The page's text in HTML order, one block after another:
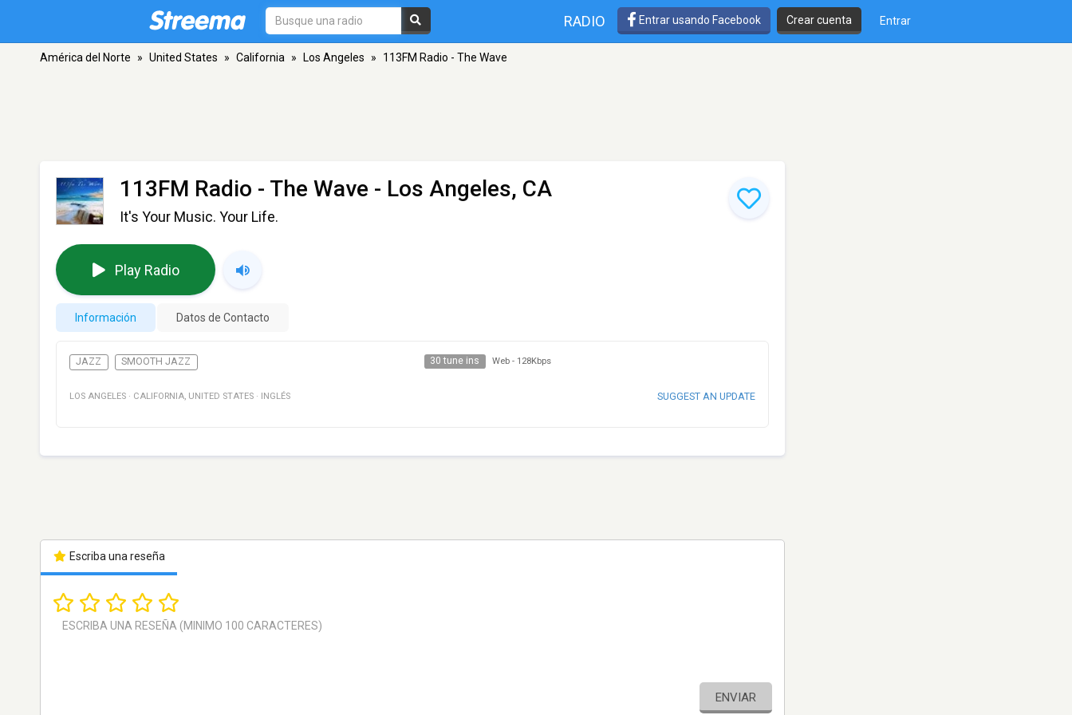
RADIO Entrar usando Facebook Crear cuenta Entrar
América del Norte » United States » California » Los Angeles » 113FM Radio - The Wave
113FM Radio - The Wave - Los Angeles, CA
It's Your Music. Your Life.
Play Radio
Información Datos de Contacto
JAZZ SMOOTH JAZZ 30 tune ins Web - 128Kbps
LOS ANGELES · CALIFORNIA, UNITED STATES · INGLÉS SUGGEST AN UPDATE
Escriba una reseña
ENVIAR